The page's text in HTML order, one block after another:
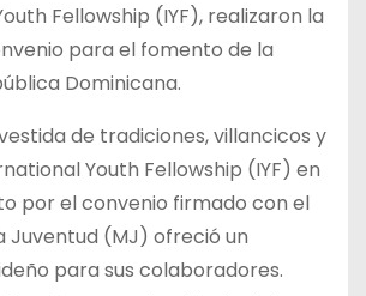
Fellowship (IYF), realizaron la
para el fomento de la
Dominicana.
de tradiciones, villancicos y
Youth Fellowship (IYF) en
por el convenio firmado con el
Juventud (MJ) ofreció un
para sus colaboradores.